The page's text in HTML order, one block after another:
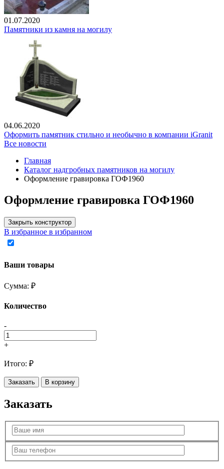
01.07.2020
Памятники из камня на могилу
04.06.2020
Оформить памятник стильно и необычно в компании iGranit
Все новости
Главная
Каталог надгробных памятников на могилу
Оформление гравировка ГОФ1960
Оформление гравировка ГОФ1960
Закрыть конструктор
В избранное в избранном
Ваши товары
Сумма: ₽
Количество
-
+
Итого: ₽
Заказать В корзину
Заказать